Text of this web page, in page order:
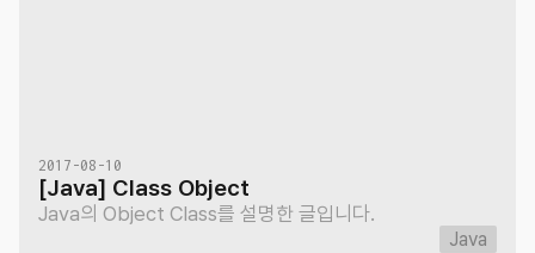
2017-08-10
[Java] Class Object
Java의 Object Class를 설명한 글입니다.
Java